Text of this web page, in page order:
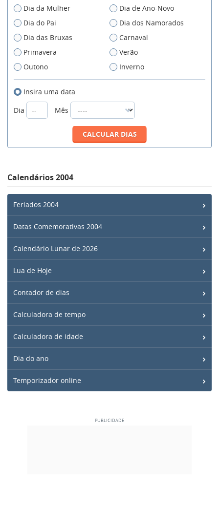
Dia da Mulher
Dia de Ano-Novo
Dia do Pai
Dia dos Namorados
Dia das Bruxas
Carnaval
Primavera
Verão
Outono
Inverno
Insira uma data
Dia
Mês
Calendários 2004
Feriados 2004
Datas Comemorativas 2004
Calendário Lunar de 2026
Lua de Hoje
Contador de dias
Calculadora de tempo
Calculadora de idade
Dia do ano
Temporizador online